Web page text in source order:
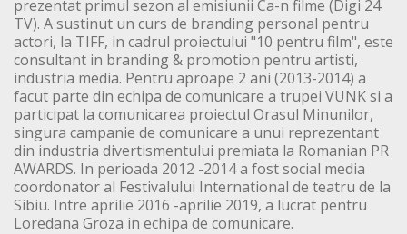
prezentat primul sezon al emisiunii Ca-n filme (Digi 24
TV). A sustinut un curs de branding personal pentru
actori, la TIFF, in cadrul proiectului "10 pentru film", este
consultant in branding & promotion pentru artisti,
industria media. Pentru aproape 2 ani (2013-2014) a
facut parte din echipa de comunicare a trupei VUNK si a
participat la comunicarea proiectul Orasul Minunilor,
singura campanie de comunicare a unui reprezentant
din industria divertismentului premiata la Romanian PR
AWARDS. In perioada 2012 -2014 a fost social media
coordonator al Festivalului International de teatru de la
Sibiu. Intre aprilie 2016 -aprilie 2019, a lucrat pentru
Loredana Groza in echipa de comunicare.